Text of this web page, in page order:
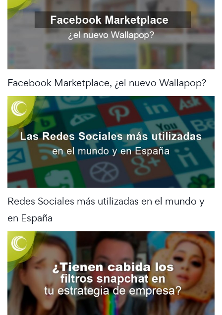
Facebook Marketplace, ¿el nuevo Wallapop?
Redes Sociales más utilizadas en el mundo y
en España